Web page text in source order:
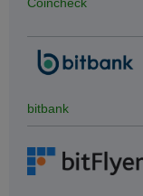
bitbank